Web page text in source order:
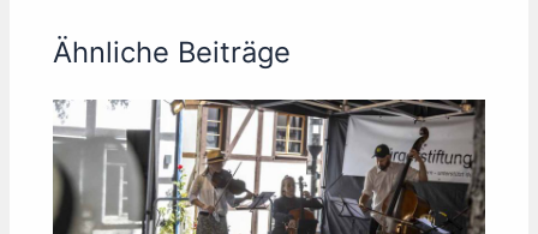
Ähnliche Beiträge